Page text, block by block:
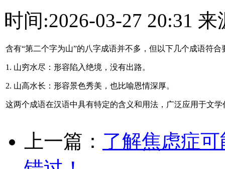
时间:2026-03-27 20:31
含有“第二个字为山”的八字成语并不多，但以下几个成语符合
1. 山穷水尽：形容陷入绝境，没有出路。
2. 山高水长：形容景色秀美，也比喻恩情深厚。
这两个成语在汉语中具有特定的含义和用法，广泛应用于文
上一篇： 了解焦虑症